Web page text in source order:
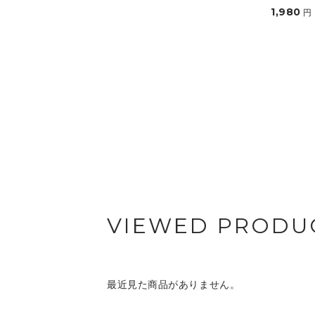
1,980 円
VIEWED
最近見た商品がありません。